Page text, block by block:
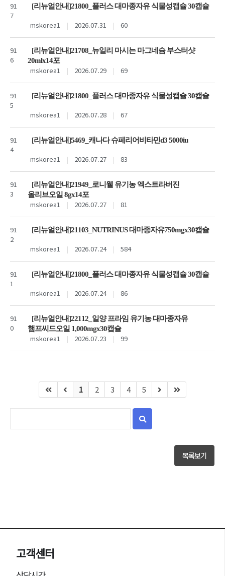
91
7
[리뉴얼안내]21800_플러스 대마종자유 식물성캡슐 30캡슐
mskorea1 | 2026.07.31 | 60
91
6
[리뉴얼안내]21708_뉴일리 마시는 마그네슘 부스터샷
20mlx14포
mskorea1 | 2026.07.29 | 69
91
5
[리뉴얼안내]21800_플러스 대마종자유 식물성캡슐 30캡슐
mskorea1 | 2026.07.28 | 67
91
4
[리뉴얼안내]5469_캐나다 슈페리어비타민d3 5000iu
mskorea1 | 2026.07.27 | 83
91
3
[리뉴얼안내]21949_로니웰 유기농 엑스트라버진
올리브오일 8gx14포
mskorea1 | 2026.07.27 | 81
91
2
[리뉴얼안내]21103_NUTRINUS 대마종자유750mgx30캡슐
mskorea1 | 2026.07.24 | 584
91
1
[리뉴얼안내]21800_플러스 대마종자유 식물성캡슐 30캡슐
mskorea1 | 2026.07.24 | 86
91
0
[리뉴얼안내]22112_일양 프라임 유기농 대마종자유
햄프씨드오일 1,000mgx30캡슐
mskorea1 | 2026.07.23 | 99
1 2 3 4 5
목록보기
고객센터